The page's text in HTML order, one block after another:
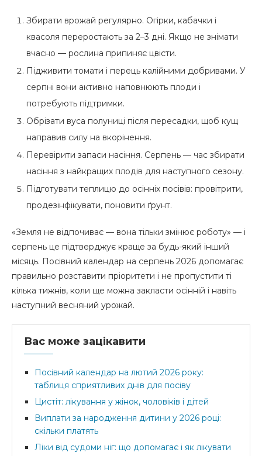
Збирати врожай регулярно. Огірки, кабачки і
квасоля переростають за 2–3 дні. Якщо не знімати
вчасно — рослина припиняє цвісти.
Підживити томати і перець калійними добривами. У
серпні вони активно наповнюють плоди і
потребують підтримки.
Обрізати вуса полуниці після пересадки, щоб кущ
направив силу на вкорінення.
Перевірити запаси насіння. Серпень — час збирати
насіння з найкращих плодів для наступного сезону.
Підготувати теплицю до осінніх посівів: провітрити,
продезінфікувати, поновити ґрунт.
«Земля не відпочиває — вона тільки змінює роботу» — і
серпень це підтверджує краще за будь-який інший
місяць. Посівний календар на серпень 2026 допомагає
правильно розставити пріоритети і не пропустити ті
кілька тижнів, коли ще можна закласти осінній і навіть
наступний весняний урожай.
Вас може зацікавити
Посівний календар на лютий 2026 року:
таблиця сприятливих днів для посіву
Цистіт: лікування у жінок, чоловіків і дітей
Виплати за народження дитини у 2026 році:
скільки платять
Ліки від судоми ніг: що допомагає і як лікувати